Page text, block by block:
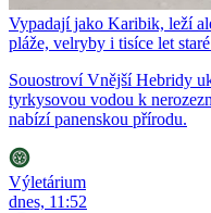
Vypadají jako Karibik, leží
pláže, velryby i tisíce let
Souostroví Vnější Hebridy
tyrkysovou vodou k
nabízí panenskou přírodu.
Výletárium
dnes, 11:52